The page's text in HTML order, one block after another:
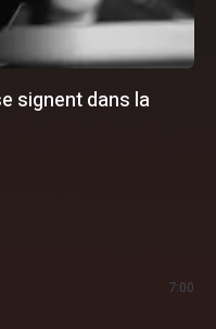
signent dans la
7:00